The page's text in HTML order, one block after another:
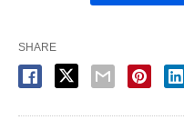
SHARE